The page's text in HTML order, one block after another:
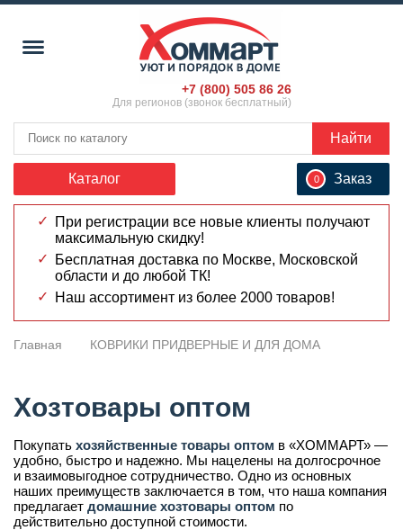
+7 (800) 505 86 26
Для регионов (звонок бесплатный)
0 Заказ
Каталог
Найти
При регистрации все новые клиенты получают
максимальную скидку!
Бесплатная доставка по Москве, Московской
области и до любой ТК!
Наш ассортимент из более 2000 товаров!
Главная КОВРИКИ ПРИДВЕРНЫЕ И ДЛЯ ДОМА
Хозтовары оптом
Покупать хозяйственные товары оптом в «ХОММАРТ» —
удобно, быстро и надежно. Мы нацелены на долгосрочное
и взаимовыгодное сотрудничество. Одно из основных
наших преимуществ заключается в том, что наша компания
предлагает домашние хозтовары оптом по
действительно доступной стоимости.